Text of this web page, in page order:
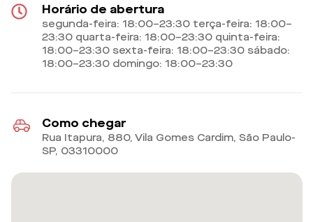
Horário de abertura
segunda-feira: 18:00–23:30 terça-feira: 18:00–
23:30 quarta-feira: 18:00–23:30 quinta-feira:
18:00–23:30 sexta-feira: 18:00–23:30 sábado:
18:00–23:30 domingo: 18:00–23:30
Como chegar
Rua Itapura, 880, Vila Gomes Cardim, São Paulo-
SP, 03310000